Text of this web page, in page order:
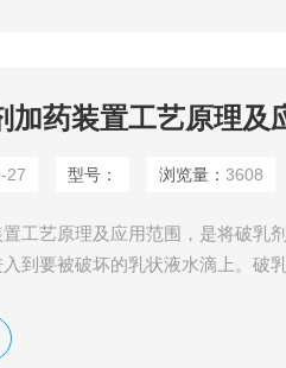
27 型号： 浏览量：3608
工艺原理及应用范围，是将破乳
到要被破坏的乳状液水滴上。破
散运动。水溶性破乳剂则首先要
乳化的水滴上。